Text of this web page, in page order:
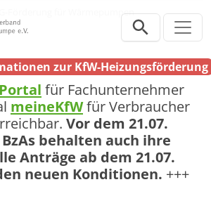
Förderung für Wärmepumpen
zur KfW-Heizungsförderung
für Fachunternehmer
meineKfWfür Verbraucher
Vor dem 21.07.
behalten auch ihre
Anträge ab dem 21.07.
neuen Konditionen. +++